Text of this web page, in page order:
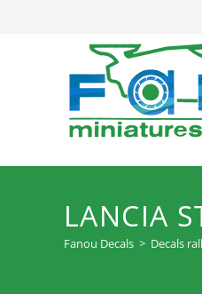
LANCIA
Fanou Decals > Decals